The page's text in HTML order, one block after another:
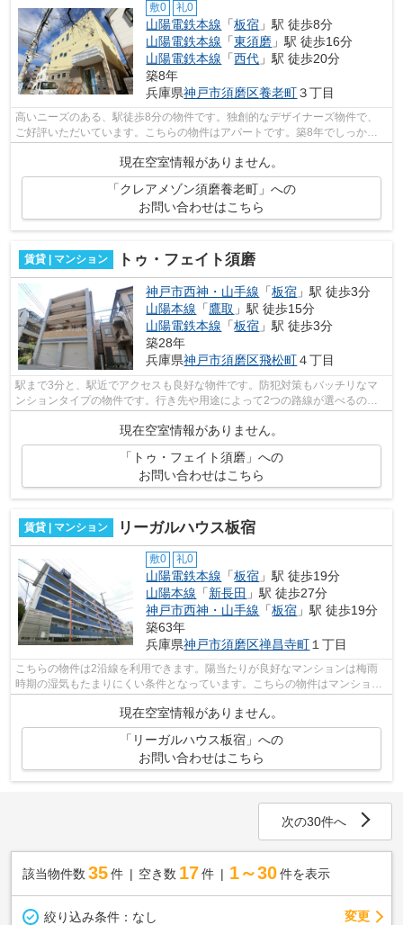
敷0 礼0
山陽電鉄本線 「板宿 」駅 徒歩8分
山陽電鉄本線 「東須磨 」駅 徒歩16分
山陽電鉄本線 「西代 」駅 徒歩20分
築8年
兵庫県神戸市須磨区養老町３丁目
高いニーズのある、駅徒歩8分の物件です。独創的なデザイナーズ物件で、
ご好評いただいています。こちらの物件はアパートです。築8年でしっかり
現在空室情報がありません。
「クレアメゾン須磨養老町」への
お問い合わせはこちら
賃貸 | マンション トゥ・フェイト須磨
神戸市西神・山手線 「板宿 」駅 徒歩3分
山陽本線 「鷹取 」駅 徒歩15分
山陽電鉄本線 「板宿 」駅 徒歩3分
築28年
兵庫県神戸市須磨区飛松町４丁目
駅まで3分と、駅近でアクセスも良好な物件です。防犯対策もバッチリなマ
ンションタイプの物件です。行き先や用途によって2つの路線が選べるの
現在空室情報がありません。
「トゥ・フェイト須磨」への
お問い合わせはこちら
賃貸 | マンション リーガルハウス板宿
敷0 礼0
山陽電鉄本線 「板宿 」駅 徒歩19分
山陽本線 「新長田 」駅 徒歩27分
神戸市西神・山手線 「板宿 」駅 徒歩19分
築63年
兵庫県神戸市須磨区禅昌寺町 １丁目
こちらの物件は2沿線を利用できます。陽当たりが良好なマンションは梅雨
時期の湿気もたまりにくい条件となっています。こちらの物件はマンション
です。小総 お家くんスタッフが不動産...
現在空室情報がありません。
「リーガルハウス板宿」への
お問い合わせはこちら
次の30件へ
該当物件数 35件 空き数 17 件 1～30 件を表示
絞り込み条件： なし 変更